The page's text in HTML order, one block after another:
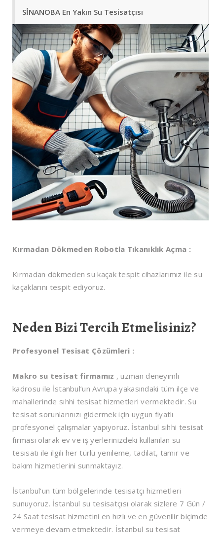
SİNANOBA En Yakın Su Tesisatçısı
Kırmadan Dökmeden Robotla Tıkanıklık Açma :
Kırmadan dökmeden su kaçak tespit cihazlarımız ile su
kaçaklarını tespit ediyoruz.
Neden Bizi Tercih Etmelisiniz?
Profesyonel Tesisat Çözümleri :
Makro su tesisat firmamız , uzman deneyimli
kadrosu ile İstanbul’un Avrupa yakasındaki tüm ilçe ve
mahallerinde sıhhi tesisat hizmetleri vermektedir. Su
tesisat sorunlarınızı gidermek için uygun fiyatlı
profesyonel çalışmalar yapıyoruz. İstanbul sıhhi tesisat
firması olarak ev ve iş yerlerinizdeki kullanılan su
tesisatı ile ilgili her türlü yenileme, tadilat, tamir ve
bakım hizmetlerini sunmaktayız.
İstanbul’un tüm bölgelerinde tesisatçı hizmetleri
sunuyoruz. İstanbul su tesisatçısı olarak sizlere 7 Gün /
24 Saat tesisat hizmetini en hızlı ve en güvenilir biçimde
vermeye devam etmektedir. İstanbul su tesisat